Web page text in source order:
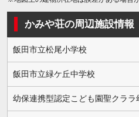
かみや荘の周辺施設情報
飯田市立松尾小学校
飯田市立緑ケ丘中学校
幼保連携型認定こども園聖クララ